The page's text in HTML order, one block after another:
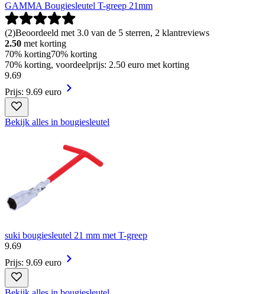
GAMMA Bougiesleutel T-greep 21mm
(2)Beoordeeld met 3.0 van de 5 sterren, 2 klantreviews
2.50 met korting
70% korting70% korting
70% korting, voordeelprijs: 2.50 euro met korting
9.69
Prijs: 9.69 euro
Bekijk alles in bougiesleutel
suki bougiesleutel 21 mm met T-greep
9.69
Prijs: 9.69 euro